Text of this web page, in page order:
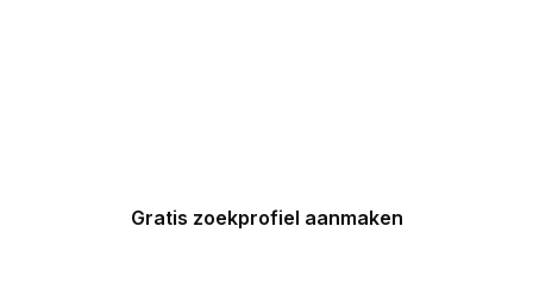
Gratis zoekprofiel aanmaken